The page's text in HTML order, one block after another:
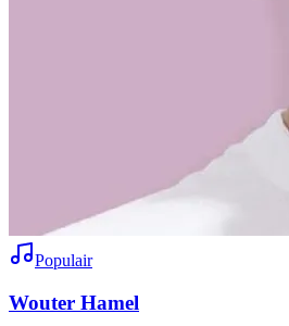
Populair
Wouter Hamel